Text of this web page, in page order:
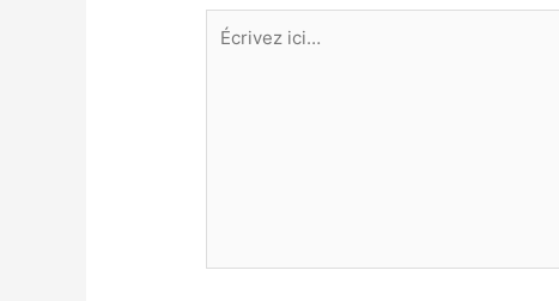
Écrivez
ici…